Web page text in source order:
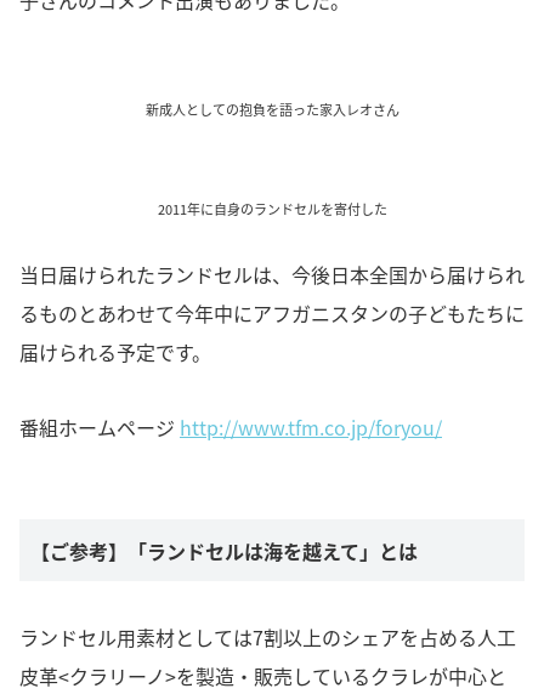
新成人としての抱負を語った家入レオさん
2011年に自身のランドセルを寄付した
当日届けられたランドセルは、今後日本全国から届けられ
るものとあわせて今年中にアフガニスタンの子どもたちに
届けられる予定です。
番組ホームページ http://www.tfm.co.jp/foryou/
【ご参考】「ランドセルは海を越えて」とは
ランドセル用素材としては7割以上のシェアを占める人工
皮革<クラリーノ>を製造・販売しているクラレが中心と